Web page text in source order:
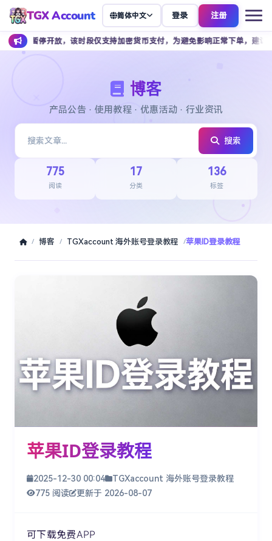
TGX Account 简体中文 登录 注册
开放，该时段仅支持加密货币支付，为避免影响正常下单，建议提前安排
博客
产品公告 · 使用教程 · 优惠活动 · 行业资讯
搜索
775
阅读
17
分类
136
标签
/ 博客 / TGXaccount 海外账号登录教程 /苹果ID登录教程
苹果ID登录教程
2025-12-30 00:04
TGXaccount 海外账号登录教程
775 阅读
更新于 2026-08-07
可下载免费APP